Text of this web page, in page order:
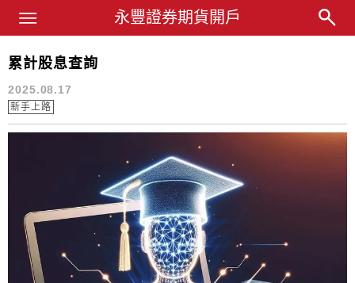
永豐業務經理杜昭逸Blog
永豐證券期貨開戶
Main Menu
股利
累計股息查詢
2025.08.17
新手上路